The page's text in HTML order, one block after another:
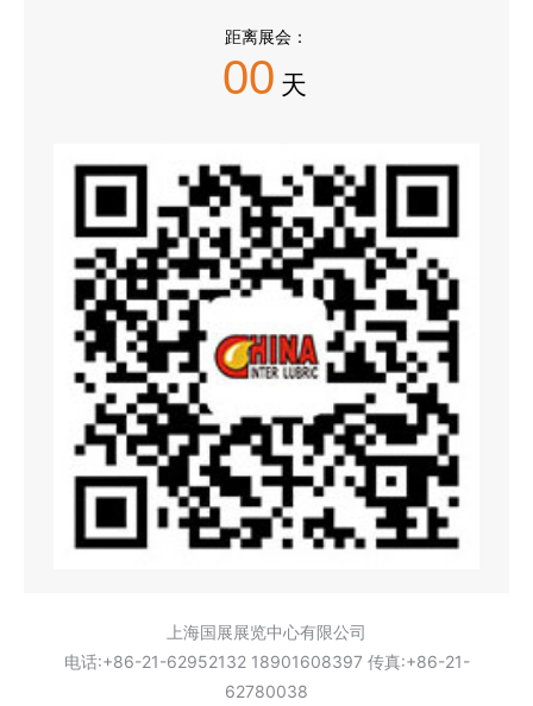
距离展会：
00 天
上海国展展览中心有限公司
电话:+86-21-62952132 18901608397 传真:+86-21-
62780038